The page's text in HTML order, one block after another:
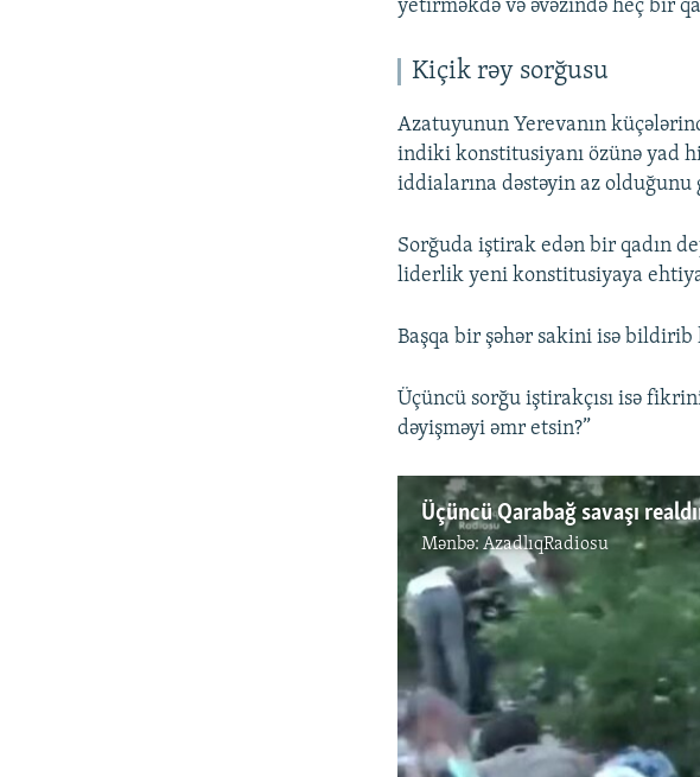
yetirməkdə və əvəzində heç bir
Kiçik rəy sorğusu
Azatuyunun Yerevanın
indiki konstitusiyanı özünə yad
iddialarına dəstəyin az olduğunu
Sorğuda iştirak edən bir qadın
liderlik yeni konstitusiyaya
Başqa bir şəhər sakini isə bildirib
Üçüncü sorğu iştirakçısı isə
dəyişməyi əmr etsin?”
Mənbə:AzadlıqRadiosu
No